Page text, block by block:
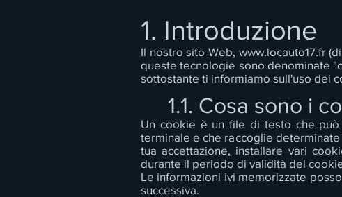
1. Introduzione
Il nostro sito Web, www.locauto17.fr(di
queste tecnologie sono denominate
sottostante ti informiamo sull'uso dei
1.1. Cosa sono i
Un cookie è un file di testo che
terminale e che raccoglie
tua accettazione, installare vari
durante il periodo di validità del
Le informazioni ivi memorizzate
successiva.